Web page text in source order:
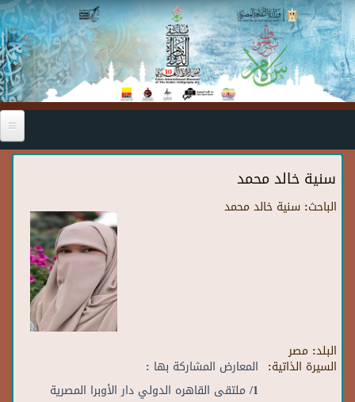
Skip to main content
سنية خالد محمد
الباحث: سنية خالد محمد
البلد: مصر
السيرة الذاتية: المعارض المشاركة بها :
1/ ملتقى القاهره الدولي دار الأوبرا المصرية